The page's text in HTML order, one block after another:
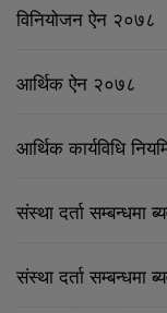
विनियोजन ऐन २०७८
आर्थिक ऐन २०७८
आर्थिक कार्यविधि
संस्था दर्ता सम्बन्धमा
संस्था दर्ता सम्बन्धमा